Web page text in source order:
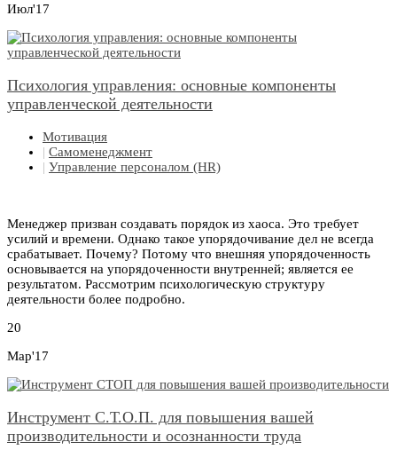
Июл'17
Психология управления: основные компоненты
управленческой деятельности
Мотивация
| Самоменеджмент
| Управление персоналом (HR)
Менеджер призван создавать порядок из хаоса. Это требует
усилий и времени. Однако такое упорядочивание дел не всегда
срабатывает. Почему? Потому что внешняя упорядоченность
основывается на упорядоченности внутренней; является ее
результатом. Рассмотрим психологическую структуру
деятельности более подробно.
20
Мар'17
Инструмент С.Т.О.П. для повышения вашей
производительности и осознанности труда